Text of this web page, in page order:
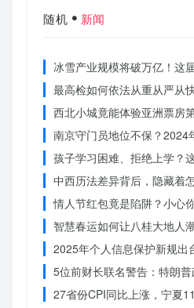
随机 新闻
冰雪产业规模将破万亿！这
最高检如何依法从重从严从
西北小城竟能体验亚洲票房
南京守门员地位不保？2024
孩子学习困难、拒绝上学？
中西历法差异背后，隐藏
情人节红包竟是陷阱？小心
智慧春运如何让八桂大地人
2025年个人信息保护新规出
5位前财长联名警告：特朗普
27省份CPI同比上涨，宁夏